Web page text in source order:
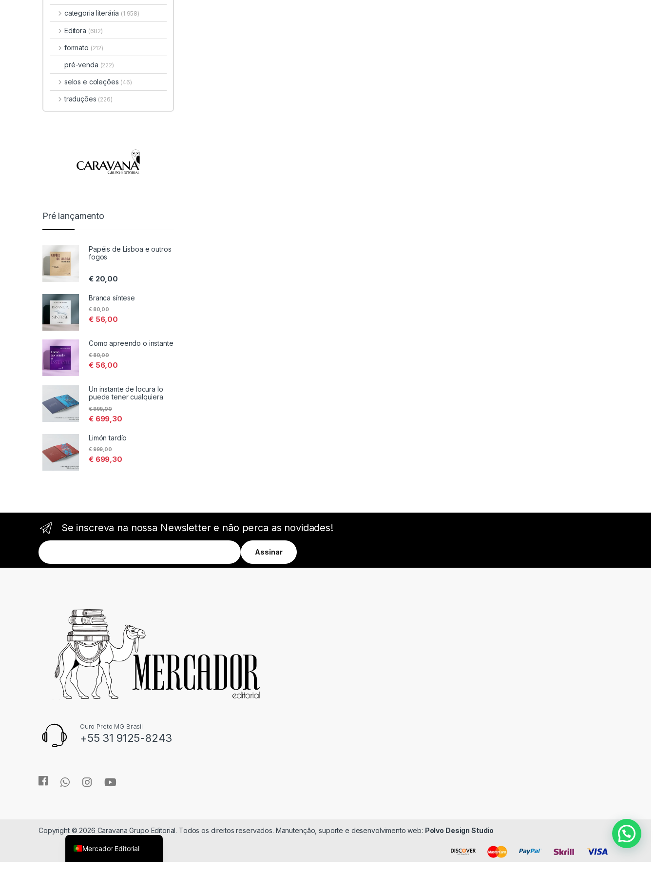
categoria literária (1.958)
Editora (682)
formato (212)
pré-venda (222)
selos e coleções (46)
traduções (226)
Pré lançamento
Papéis de Lisboa e outros
fogos
€20,00
Branca síntese
€56,00
€80,00
Como apreendo o instante
€56,00
€80,00
Un instante de locura lo
puede tener cualquiera
€699,30
€999,00
Limón tardío
€699,30
€999,00
Se inscreva na nossa Newsletter e não perca as novidades!
Ouro Preto MG Brasil
+55 31 9125-8243
Copyright © 2026 Caravana Grupo Editorial. Todos os direitos reservados. Manutenção, suporte e desenvolvimento web: Polvo Design Studio
Mercador Editorial